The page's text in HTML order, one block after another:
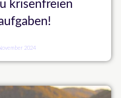
krisenfreien
2024